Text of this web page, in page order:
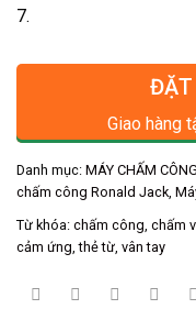
7.
ĐẶT
Giao hàng
Danh mục: MÁY CHẤM
chấm công Ronald Jack,
Từ khóa: chấm công, chấm
cảm ứng,thẻ từ, vân tay